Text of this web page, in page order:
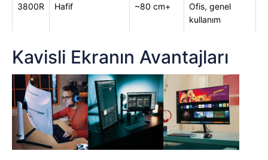
3800R Hafif ~80 cm+
Ofis, genel
kullanım
Kavisli Ekranın Avantajları